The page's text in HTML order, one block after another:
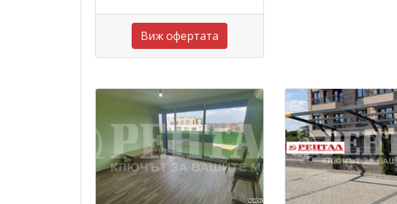
Виж офертата